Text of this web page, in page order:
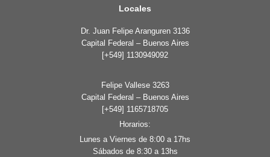
Locales
Dr. Juan Felipe Aranguren 3136
Capital Federal – Buenos Aires
[+549] 1130949092
Felipe Vallese 3263
Capital Federal – Buenos Aires
[+549] 1165718705
Horarios:
Lunes a Viernes de 8:00 a 17hs
Sábados de 8:30 a 13hs